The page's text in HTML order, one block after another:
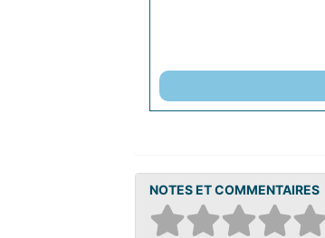
NOTES ET COMMENTAIRES